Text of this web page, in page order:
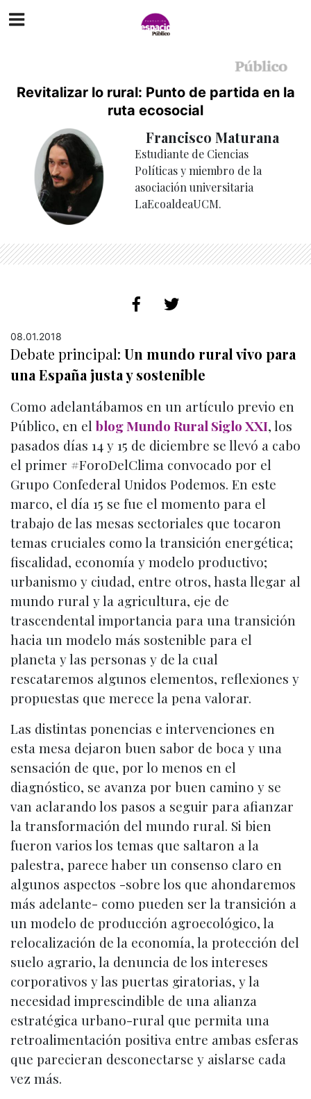
Revitalizar lo rural: Punto de partida en la
ruta ecosocial
Francisco Maturana
Estudiante de Ciencias
Políticas y miembro de la
asociación universitaria
LaEcoaldeaUCM.
08.01.2018
Debate principal: Un mundo rural vivo para
una España justa y sostenible
Como adelantábamos en un artículo previo en
Público, en el blog Mundo Rural Siglo XXI, los
pasados días 14 y 15 de diciembre se llevó a cabo
el primer #ForoDelClima convocado por el
Grupo Confederal Unidos Podemos. En este
marco, el día 15 se fue el momento para el
trabajo de las mesas sectoriales que tocaron
temas cruciales como la transición energética;
fiscalidad, economía y modelo productivo;
urbanismo y ciudad, entre otros, hasta llegar al
mundo rural y la agricultura, eje de
trascendental importancia para una transición
hacia un modelo más sostenible para el
planeta y las personas y de la cual
rescataremos algunos elementos, reflexiones y
propuestas que merece la pena valorar.
Las distintas ponencias e intervenciones en
esta mesa dejaron buen sabor de boca y una
sensación de que, por lo menos en el
diagnóstico, se avanza por buen camino y se
van aclarando los pasos a seguir para afianzar
la transformación del mundo rural. Si bien
fueron varios los temas que saltaron a la
palestra, parece haber un consenso claro en
algunos aspectos -sobre los que ahondaremos
más adelante- como pueden ser la transición a
un modelo de producción agroecológico, la
relocalización de la economía, la protección del
suelo agrario, la denuncia de los intereses
corporativos y las puertas giratorias, y la
necesidad imprescindible de una alianza
estratégica urbano-rural que permita una
retroalimentación positiva entre ambas esferas
que parecieran desconectarse y aislarse cada
vez más.